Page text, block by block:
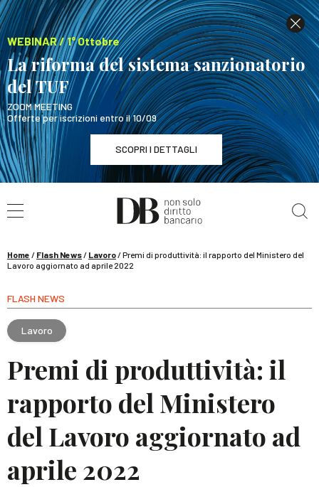
WEBINAR / 1° Ottobre
La riforma del sistema sanzionatorio
del TUF
ZOOM MEETING
Offerte per iscrizioni entro il 10/09
SCOPRI I DETTAGLI
WEBINAR / 1° Ottobre
La riforma del sistema sanzionatorio del TUF
Home / Flash News/ Lavoro/Premi di produttività: il rapporto del Ministero del
Lavoro aggiornato ad aprile 2022
FLASH NEWS
Lavoro
Premi di produttività: il
rapporto del Ministero
del Lavoro aggiornato ad
aprile 2022